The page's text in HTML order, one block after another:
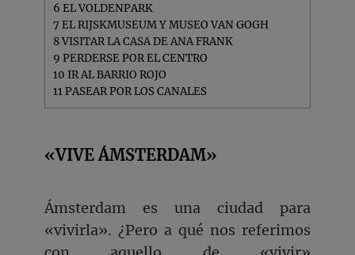
6 EL VOLDENPARK
7 EL RIJSKMUSEUM Y MUSEO VAN GOGH
8VISITAR LA CASA DE ANA FRANK
9 PERDERSE POR EL CENTRO
10 IR AL BARRIO ROJO
11PASEAR POR LOS CANALES
«VIVE ÁMSTERDAM»
Ámsterdam es una ciudad para
«vivirla». ¿Pero a qué nos referimos